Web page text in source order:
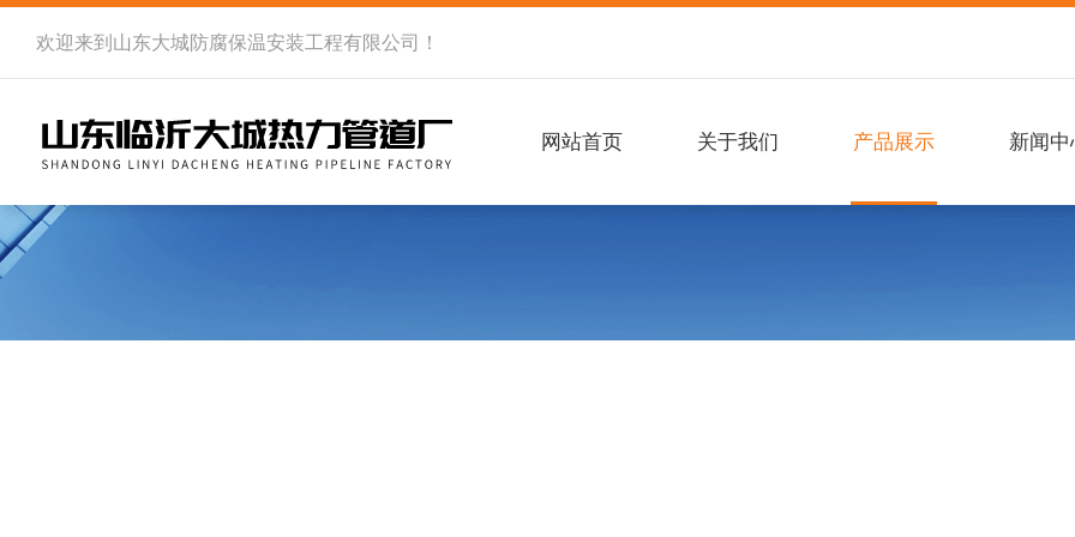
欢迎来到 山东大城防腐保温安装工程有限公司 ！
网站首页 关于我们 产品展示 新闻中